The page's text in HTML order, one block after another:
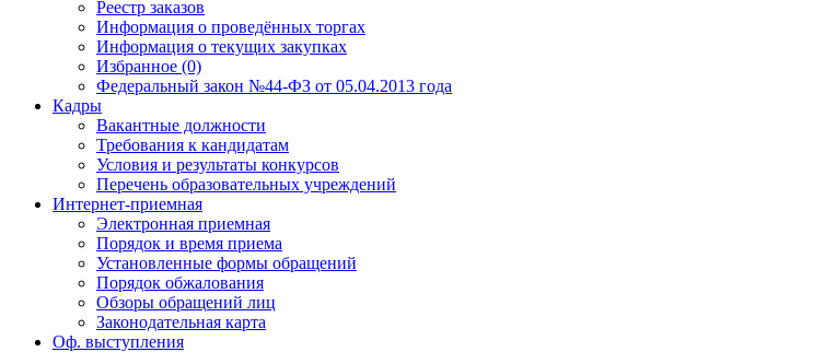
Реестр заказов
Информация о проведённых торгах
Информация о текущих закупках
Избранное (0)
Федеральный закон №44-ФЗ от 05.04.2013 года
Кадры
Вакантные должности
Требования к кандидатам
Условия и результаты конкурсов
Перечень образовательных учреждений
Интернет-приемная
Электронная приемная
Порядок и время приема
Установленные формы обращений
Порядок обжалования
Обзоры обращений лиц
Законодательная карта
Оф. выступления